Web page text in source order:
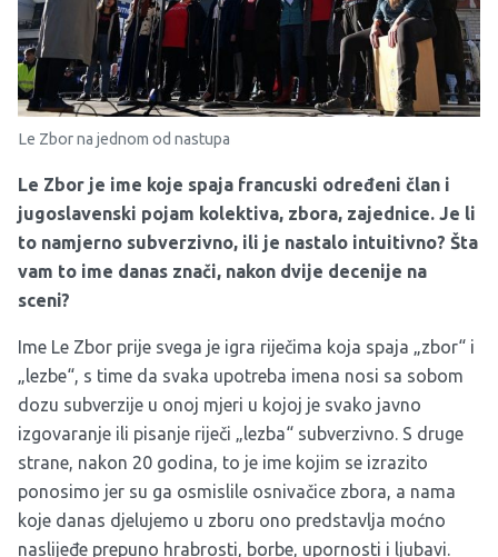
Le Zbor na jednom od nastupa
Le Zbor je ime koje spaja francuski određeni član i
jugoslavenski pojam kolektiva, zbora, zajednice. Je li
to namjerno subverzivno, ili je nastalo intuitivno? Šta
vam to ime danas znači, nakon dvije decenije na
sceni?
Ime Le Zbor prije svega je igra riječima koja spaja „zbor“ i
„lezbe“, s time da svaka upotreba imena nosi sa sobom
dozu subverzije u onoj mjeri u kojoj je svako javno
izgovaranje ili pisanje riječi „lezba“ subverzivno. S druge
strane, nakon 20 godina, to je ime kojim se izrazito
ponosimo jer su ga osmislile osnivačice zbora, a nama
koje danas djelujemo u zboru ono predstavlja moćno
naslijeđe prepuno hrabrosti, borbe, upornosti i ljubavi.